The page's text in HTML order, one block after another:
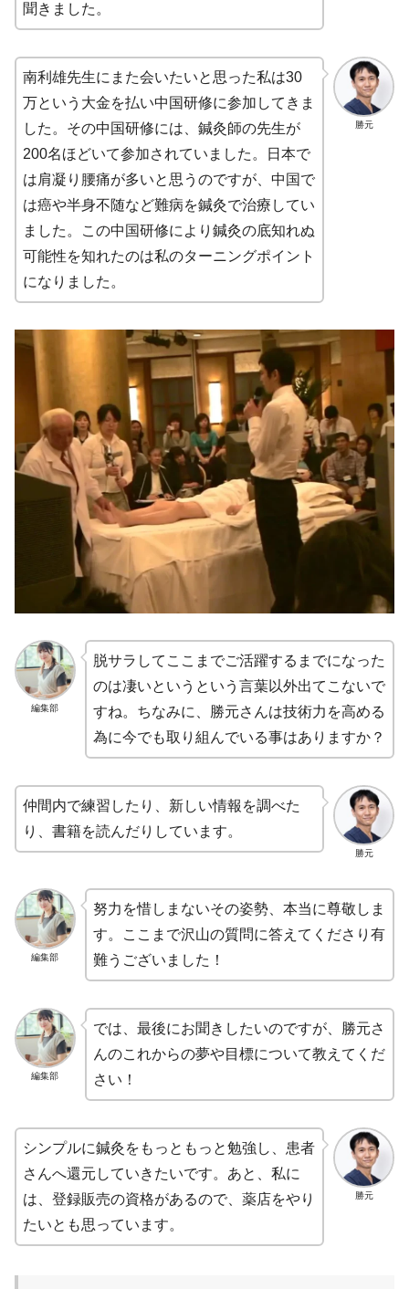
聞きました。
勝元
南利雄先生にまた会いたいと思った私は30
万という大金を払い中国研修に参加してきま
した。その中国研修には、鍼灸師の先生が
200名ほどいて参加されていました。日本で
は肩凝り腰痛が多いと思うのですが、中国で
は癌や半身不随など難病を鍼灸で治療してい
ました。この中国研修により鍼灸の底知れぬ
可能性を知れたのは私のターニングポイント
になりました。
編集部
脱サラしてここまでご活躍するまでになった
のは凄いというという言葉以外出てこないで
すね。ちなみに、勝元さんは技術力を高める
為に今でも取り組んでいる事はありますか？
勝元
仲間内で練習したり、新しい情報を調べた
り、書籍を読んだりしています。
編集部
努力を惜しまないその姿勢、本当に尊敬しま
す。ここまで沢山の質問に答えてくださり有
難うございました！
編集部
では、最後にお聞きしたいのですが、勝元さ
んのこれからの夢や目標について教えてくだ
さい！
勝元
シンプルに鍼灸をもっともっと勉強し、患者
さんへ還元していきたいです。あと、私に
は、登録販売の資格があるので、薬店をやり
たいとも思っています。